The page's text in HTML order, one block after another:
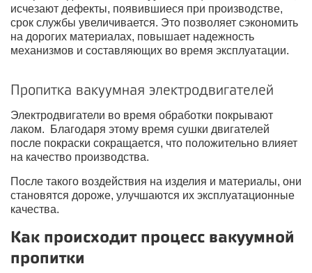
исчезают дефекты, появившиеся при производстве,
срок службы увеличивается. Это позволяет сэкономить
на дорогих материалах, повышает надежность
механизмов и составляющих во время эксплуатации.
Пропитка вакуумная электродвигателей
Электродвигатели во время обработки покрывают
лаком. Благодаря этому время сушки двигателей
после покраски сокращается, что положительно влияет
на качество производства.
После такого воздействия на изделия и материалы, они
становятся дороже, улучшаются их эксплуатационные
качества.
Как происходит процесс вакуумной
пропитки